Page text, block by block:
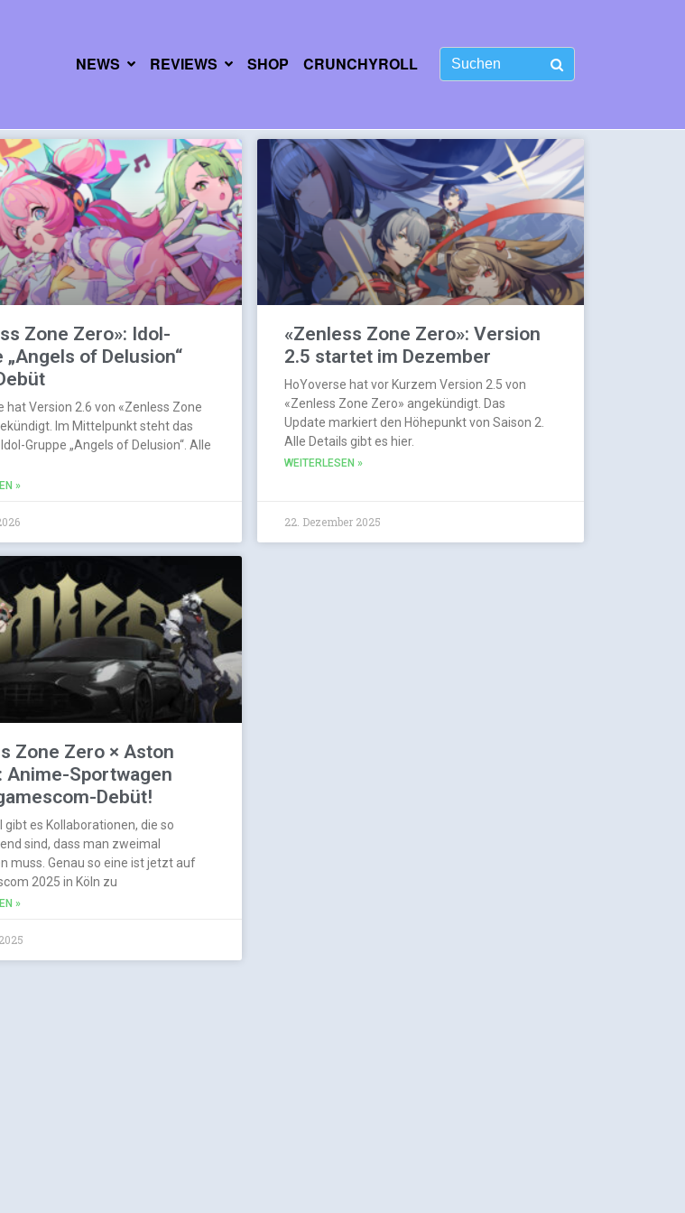
NEWS REVIEWS SHOP CRUNCHYROLL
Zone Zero»: Idol-
„Angels of Delusion“
hat Version 2.6 von «Zenless Zone
Im Mittelpunkt steht das
Gruppe „Angels of Delusion“. Alle
»
«Zenless Zone Zero»: Version
2.5 startet im Dezember
HoYoverse hat vor Kurzem Version 2.5 von
«Zenless Zone Zero» angekündigt. Das
Update markiert den Höhepunkt von Saison 2.
Alle Details gibt es hier.
WEITERLESEN »
22. Dezember 2025
Zone Zero × Aston
Anime-Sportwagen
Debüt!
gibt es Kollaborationen, die so
sind, dass man zweimal
muss. Genau so eine ist jetzt auf
2025 in Köln zu
»